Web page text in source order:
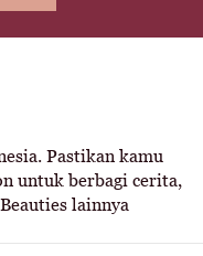
Pastikan kamu
untuk berbagi cerita,
lainnya